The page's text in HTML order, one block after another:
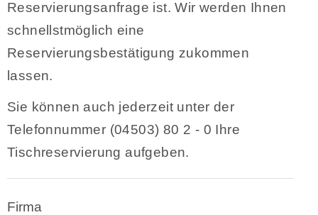
Reservierungsanfrage ist. Wir werden Ihnen
schnellstmöglich eine
Reservierungsbestätigung zukommen
lassen.
Sie können auch jederzeit unter der
Telefonnummer (04503) 80 2 - 0 Ihre
Tischreservierung aufgeben.
Firma